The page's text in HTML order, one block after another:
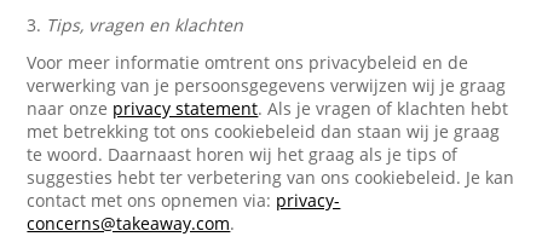
3. Tips, vragen en klachten
Voor meer informatie omtrent ons privacybeleid en de
verwerking van je persoonsgegevens verwijzen wij je graag
naar onze privacy statement. Als je vragen of klachten hebt
met betrekking tot ons cookiebeleid dan staan wij je graag
te woord. Daarnaast horen wij het graag als je tips of
suggesties hebt ter verbetering van ons cookiebeleid. Je kan
contact met ons opnemen via: privacy-
concerns@takeaway.com.